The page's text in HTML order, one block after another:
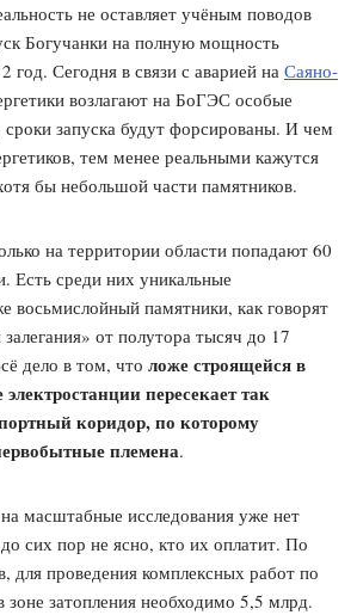
не оставляет учёным поводов
Богучанки на полную мощность
год. Сегодня в связи с аварией на Саяно-
возлагают на БоГЭС особые
запуска будут форсированы. И чем
тем менее реальными кажутся
бы небольшой части памятников.
на территории области попадают 60
Есть среди них уникальные
восьмислойный памятники, как говорят
от полутора тысяч до 17
дело в том, что ложе строящейся в
пересекает так
коридор, по которому
племена.
масштабные исследования уже нет
сих пор не ясно, кто их оплатит. По
для проведения комплексных работ по
зоне затопления необходимо 5,5 млрд.